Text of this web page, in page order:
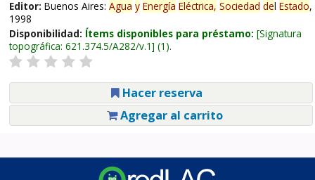
Editor: Buenos Aires: Agua y Energía Eléctrica, Sociedad del Estado,
1998
Disponibilidad: Ítems disponibles para préstamo: Signatura
topográfica: 621.374.5/A282/v.1 (1).
Hacer reserva
Agregar al carrito